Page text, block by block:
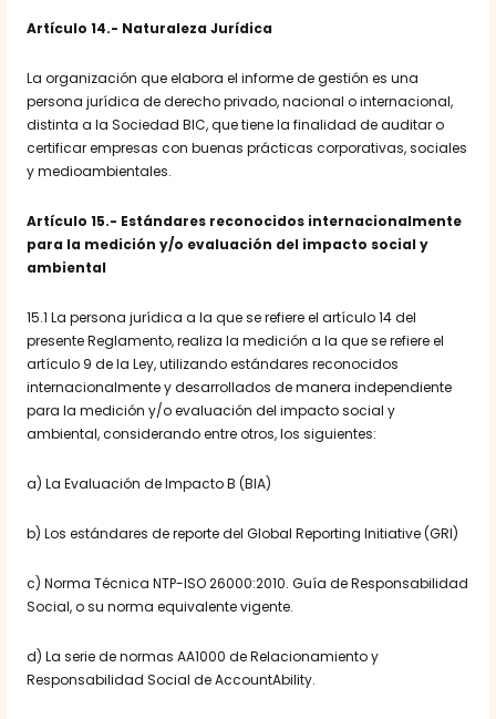
Artículo 14.- Naturaleza Jurídica
La organización que elabora el informe de gestión es una
persona jurídica de derecho privado, nacional o internacional,
distinta a la Sociedad BIC, que tiene la finalidad de auditar o
certificar empresas con buenas prácticas corporativas, sociales
y medioambientales.
Artículo 15.- Estándares reconocidos internacionalmente
para la medición y/o evaluación del impacto social y
ambiental
15.1 La persona jurídica a la que se refiere el artículo 14 del
presente Reglamento, realiza la medición a la que se refiere el
artículo 9 de la Ley, utilizando estándares reconocidos
internacionalmente y desarrollados de manera independiente
para la medición y/o evaluación del impacto social y
ambiental, considerando entre otros, los siguientes:
a) La Evaluación de Impacto B (BIA)
b) Los estándares de reporte del Global Reporting Initiative (GRI)
c) Norma Técnica NTP-ISO 26000:2010. Guía de Responsabilidad
Social, o su norma equivalente vigente.
d) La serie de normas AA1000 de Relacionamiento y
Responsabilidad Social de AccountAbility.